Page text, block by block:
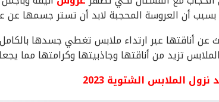
أن العروسة المحجبة لابد أن تستر جسمها عن
عن أناقتها عبر ارتداء ملابس تغطي جسدها
تزيد من أناقتها وجاذبيتها وكرامتها مما
الملابس الشتوية 2023